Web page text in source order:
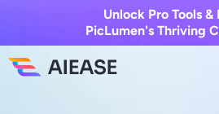
Unlock Pro Tools &
PicLumen's Thriving